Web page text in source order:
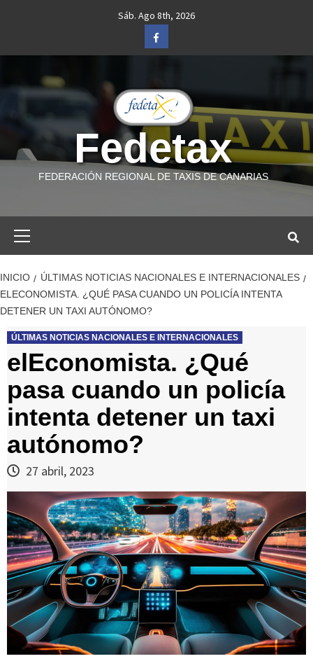
Sáb. Ago 8th, 2026
Facebook
Fedetax
FEDERACIÓN REGIONAL DE TAXIS DE CANARIAS
INICIO
ÚLTIMAS NOTICIAS NACIONALES E INTERNACIONALES
ELECONOMISTA. ¿QUÉ PASA CUANDO UN POLICÍA INTENTA
DETENER UN TAXI AUTÓNOMO?
ÚLTIMAS NOTICIAS NACIONALES E INTERNACIONALES
elEconomista. ¿Qué
pasa cuando un policía
intenta detener un taxi
autónomo?
27 abril, 2023